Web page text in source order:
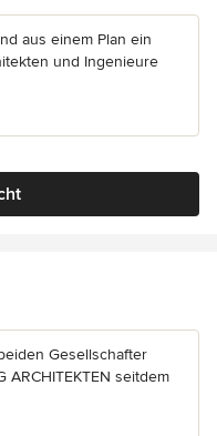
aus einem Plan ein
und Ingenieure
Gesellschafter
seitdem